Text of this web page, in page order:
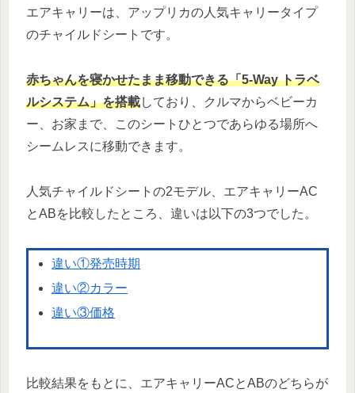
エアキャリーは、アップリカの人気キャリータイプ
のチャイルドシートです。
赤ちゃんを寝かせたまま移動できる「5-Way トラベ
ルシステム」を搭載しており、クルマからベビーカ
ー、お家まで、このシートひとつであらゆる場所へ
シームレスに移動できます。
人気チャイルドシートの2モデル、エアキャリーAC
とABを比較したところ、違いは以下の3つでした。
違い①発売時期
違い②カラー
違い③価格
比較結果をもとに、エアキャリーACとABのどちらが